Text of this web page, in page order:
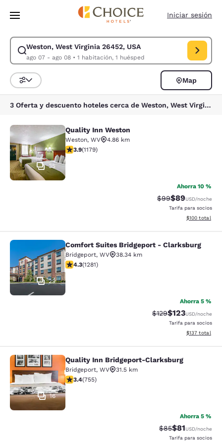
Saltar A Contenido Principal
Iniciar sesión
Weston, West Virginia 26452, USA
ago 07 - ago 08• 1 habitación, 1 huésped
Modificar búsqueda para Weston, West Virginia 26452, USA. Fecha
Ordenar y filtrar
Map
3 Oferta y descuento hoteles cerca de Weston, West Virginia 26452, USA
Quality Inn Weston
35
Quality Inn Weston
Weston, WV
4.86 km
Calificación de 3.91 estrellas. Bueno. 1179 reseñas
3.9(1179)
Ahorra 10 %
Tarifa tachada:
$99Tarifa
$89USD/noche
Tarifa para socios
Ver detalles
$100 total
Comfort Suites Bridgeport -
29
Comfort Suites Bridgeport - Clarksburg
Bridgeport, WV
38.34 km
Calificación de 4.27 estrellas. Excelente. 1281 reseñas
4.3(1281)
Ahorra 5 %
Tarifa tachada:
$129Tarifa reducida:
$123USD/noche
Tarifa para socios
Ver detalles
$137 total
Quality Inn Bridgeport-Clarksburg
16
Quality Inn Bridgeport-Clarksburg
Bridgeport, WV
31.5 km
Calificación de 3.39 estrellas. Bueno. 755 reseñas
3.4(755)
Ahorra 5 %
Tarifa tachada:
$85Tarifa
$81USD/noche
Tarifa para socios